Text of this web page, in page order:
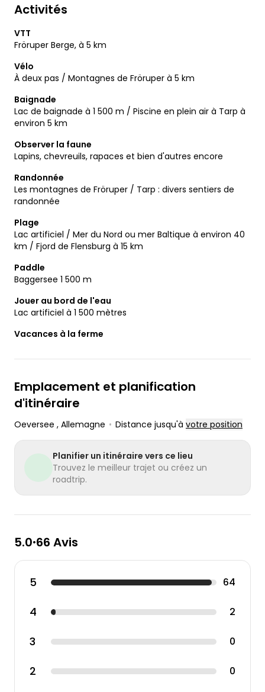
Activités
VTT
Fröruper Berge, à 5 km
Vélo
À deux pas / Montagnes de Fröruper à 5 km
Baignade
Lac de baignade à 1 500 m / Piscine en plein air à Tarp à
environ 5 km
Observer la faune
Lapins, chevreuils, rapaces et bien d'autres encore
Randonnée
Les montagnes de Fröruper / Tarp : divers sentiers de
randonnée
Plage
Lac artificiel / Mer du Nord ou mer Baltique à environ 40
km / Fjord de Flensburg à 15 km
Paddle
Baggersee 1 500 m
Jouer au bord de l'eau
Lac artificiel à 1 500 mètres
Vacances à la ferme
Emplacement et planification
d'itinéraire
Oeversee , Allemagne • Distance jusqu'à votre position
Planifier un itinéraire vers ce lieu
Trouvez le meilleur trajet ou créez un
roadtrip.
5.0•66 Avis
5 64
4 2
3 0
2 0